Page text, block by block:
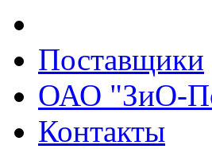
Поставщики
ОАО "ЗиО-
Контакты